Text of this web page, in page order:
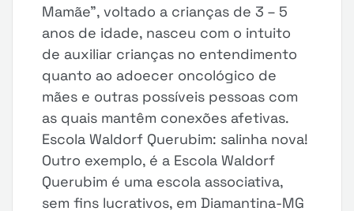
Mamãe”, voltado a crianças de 3 – 5
anos de idade, nasceu com o intuito
de auxiliar crianças no entendimento
quanto ao adoecer oncológico de
mães e outras possíveis pessoas com
as quais mantêm conexões afetivas.
Escola Waldorf Querubim: salinha nova!
Outro exemplo, é a Escola Waldorf
Querubim é uma escola associativa,
sem fins lucrativos, em Diamantina-MG